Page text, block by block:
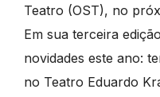
Teatro (OST), no
Em sua terceira
novidades este ano:
no Teatro Eduardo